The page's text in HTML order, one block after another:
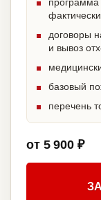
договоры
и вывоз
базовый
перечень
от 5 900 ₽